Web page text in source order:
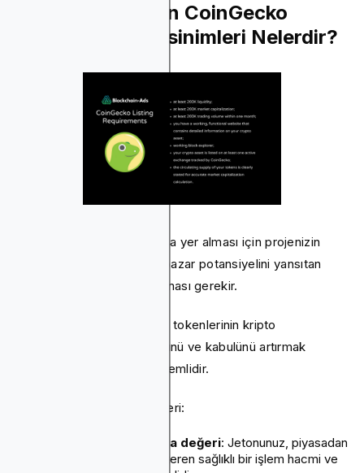
Bilmeniz Gereken CoinGecko
Listeleme Gereksinimleri Nelerdir?
Jetonunuzun CoinGecko'da yer alması için projenizin
operasyonel istikrarını ve pazar potansiyelini yansıtan
belirli bir dizi kriteri karşılaması gerekir.
Bu gereksinimleri anlamak, tokenlerinin kripto
topluluğundaki görünürlüğünü ve kabulünü artırmak
isteyen herkes için çok önemlidir.
İşte temel listeleme kriterleri:
İşlem hacmi ve piyasa değeri: Jetonunuz, piyasadan
aktif ilgi ve yatırım gösteren sağlıklı bir işlem hacmi ve